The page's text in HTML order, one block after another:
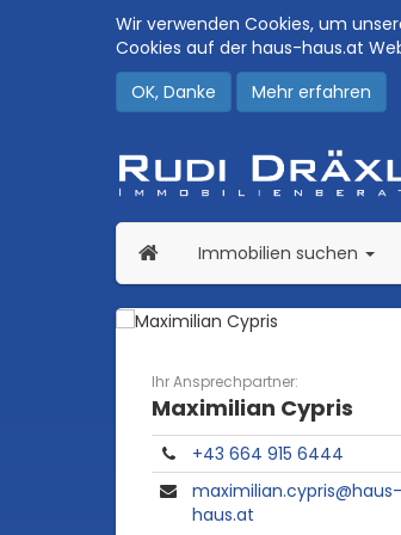
Wir verwenden Cookies, um
Cookies auf der haus-haus.at
OK, Danke
Mehr erfahren
Immobilien suchen
Ihr Ansprechpartner:
Maximilian Cypris
+43 664 915 6444
maximilian.cypris@haus-
haus.at